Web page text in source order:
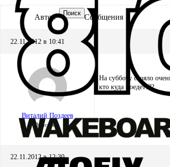
Поиск
Автор Сообщения
22.11.2012 в 10:41
Виталий Поздеев
Участник
На субботу стояло
кто куда поедет???
22.11.2012 в 12:30